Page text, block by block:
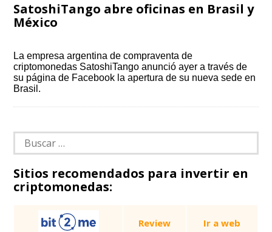
SatoshiTango abre oficinas en Brasil y
México
La empresa argentina de compraventa de
criptomonedas SatoshiTango anunció ayer a través de
su página de Facebook la apertura de su nueva sede en
Brasil.
Buscar:
Sitios recomendados para invertir en
criptomonedas:
Review Ir a web